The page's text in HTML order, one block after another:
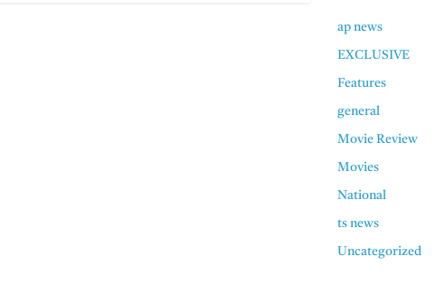
ap news
EXCLUSIVE
Features
general
Movie Review
Movies
National
ts news
Uncategorized